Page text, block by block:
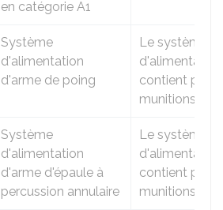
en catégorie A1
Système
d'alimentation
d'arme de poing
Le système
d'alimentation
contient plus
munitions.
Système
d'alimentation
d'arme d'épaule à
percussion annulaire
Le système
d'alimentation
contient plus
munitions.